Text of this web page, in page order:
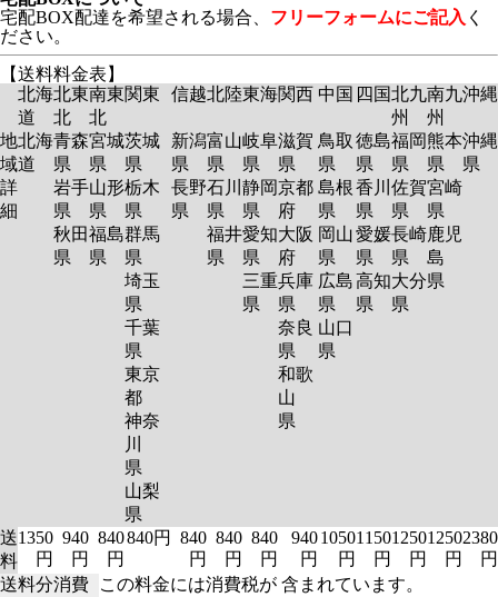
宅配BOX配達を希望される場合、 フリーフォームにご記入 く
ださい。
【送料料金表】
北海
道
北東
北
南東
北
関東 信越北陸東海関西 中国 四国北九
州
南九
州
沖縄
地
域
詳
細
北海
道
青森
県
岩手
県
秋田
県
宮城
県
山形
県
福島
県
茨城
県
栃木
県
群馬
県
埼玉
県
千葉
県
東京
都
神奈
川
県
山梨
県
新潟
県
長野
県
富山
県
石川
県
福井
県
岐阜
県
静岡
県
愛知
県
三重
県
滋賀
県
京都
府
大阪
府
兵庫
県
奈良
県
和歌
山
県
鳥取
県
島根
県
岡山
県
広島
県
山口
県
徳島
県
香川
県
愛媛
県
高知
県
福岡
県
佐賀
県
長崎
県
大分
県
熊本
県
宮崎
県
鹿児
島
県
沖縄
県
送
料
1350
円
940
円
840
円
840円
840
円
840
円
840
円
940
円
1050
円
1150
円
1250
円
1250
円
2380
円
送料分消費
この料金には消費税が 含まれています。